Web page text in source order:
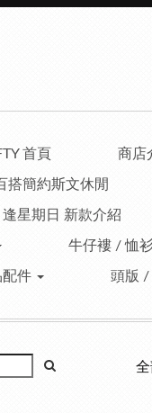
首頁 商店
搭簡約斯文休閒
逢星期日 新款介紹
牛仔褸 / 恤
配件 頭版 /